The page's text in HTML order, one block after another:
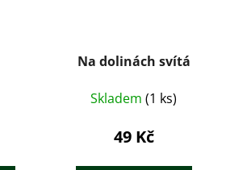
Na dolinách svítá
Skladem (1 ks)
49 Kč